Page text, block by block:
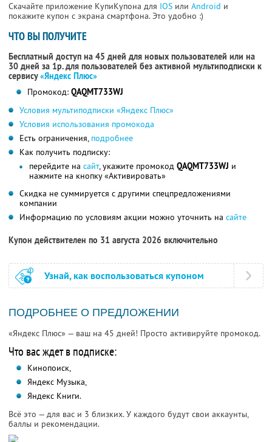
Скачайте приложение КупиКупона для IOS или Android и
покажите купон с экрана смартфона. Это удобно :)
ЧТО ВЫ ПОЛУЧИТЕ
Бесплатный доступ на 45 дней для новых пользователей или на
30 дней за 1р. для пользователей без активной мультиподписки к
сервису«Яндекс Плюс»
Промокод: QAQMT733WJ
Условия мультиподписки «Яндекс Плюс»
Условия использования промокода
Есть ограничения, подробнее
Как получить подписку:
перейдите на сайт, укажите промокод QAQMT733WJ и
нажмите на кнопку «Активировать»
Скидка не суммируется с другими спецпредложениями
компании
Информацию по условиям акции можно уточнить на сайте
Купон действителен по 31 августа 2026 включительно
Узнай, как воспользоваться купоном
ПОДРОБНЕЕ О ПРЕДЛОЖЕНИИ
«Яндекс Плюс» — ваш на 45 дней! Просто активируйте промокод.
Что вас ждет в подписке:
Кинопоиск,
Яндекс Музыка,
Яндекс Книги.
Всё это — для вас и 3 близких. У каждого будут свои аккаунты,
баллы и рекомендации.